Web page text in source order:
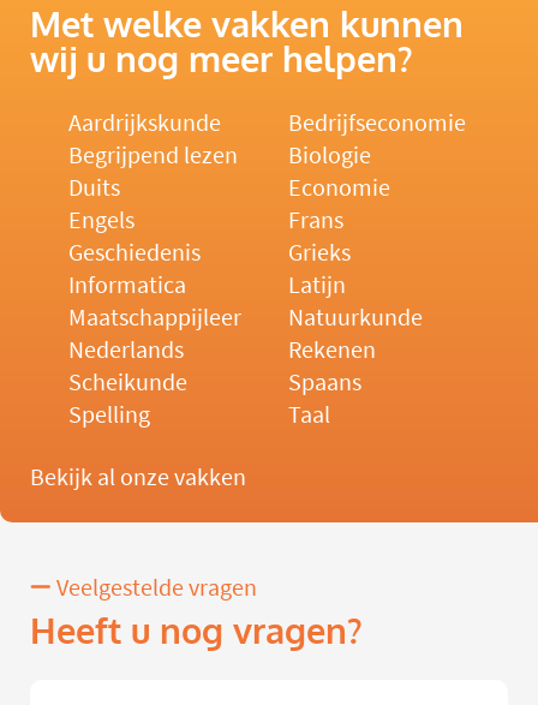
Met welke vakken kunnen
wij u nog meer helpen?
Aardrijkskunde
Bedrijfseconomie
Begrijpend lezen
Biologie
Duits
Economie
Engels
Frans
Geschiedenis
Grieks
Informatica
Latijn
Maatschappijleer
Natuurkunde
Nederlands
Rekenen
Scheikunde
Spaans
Spelling
Taal
Bekijk al onze vakken
Veelgestelde vragen
Heeft u nog vragen?